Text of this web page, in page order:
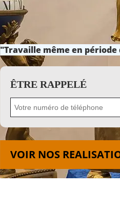
"Travaille même en période
ÊTRE RAPPELÉ
VOIR NOS